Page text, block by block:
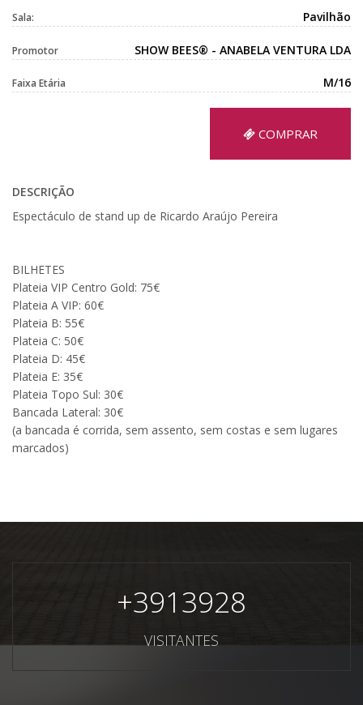
Sala: Pavilhão
Promotor SHOW BEES® - ANABELA VENTURA LDA
Faixa Etária M/16
COMPRAR
DESCRIÇÃO
Espectáculo de stand up de Ricardo Araújo Pereira
BILHETES
Plateia VIP Centro Gold: 75€
Plateia A VIP: 60€
Plateia B: 55€
Plateia C: 50€
Plateia D: 45€
Plateia E: 35€
Plateia Topo Sul: 30€
Bancada Lateral: 30€
(a bancada é corrida, sem assento, sem costas e sem lugares
marcados)
+3913928
VISITANTES